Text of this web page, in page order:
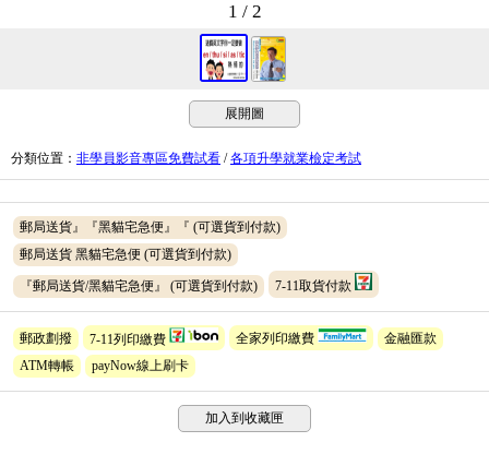
1 / 2
展開圖
分類位置 ： 非學員影音專區免費試看 /各項升學就業檢定考試
郵局送貨』『黑貓宅急便』『 (可選貨到付款)
郵局送貨 黑貓宅急便 (可選貨到付款)
『郵局送貨/黑貓宅急便』 (可選貨到付款) 7-11取貨付款
郵政劃撥 7-11列印繳費 全家列印繳費
金融匯款
ATM轉帳
payNow線上刷卡
加入到收藏匣